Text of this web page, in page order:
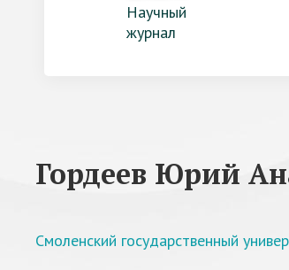
Научный
журнал
Гордеев Юрий
Смоленский государственный